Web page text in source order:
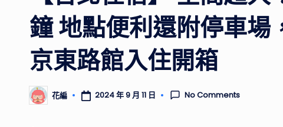
鐘 地點便利還附停車場
京東路館入住開箱
Posted
by
花編 2024 年 9 月 11 日 No Comments